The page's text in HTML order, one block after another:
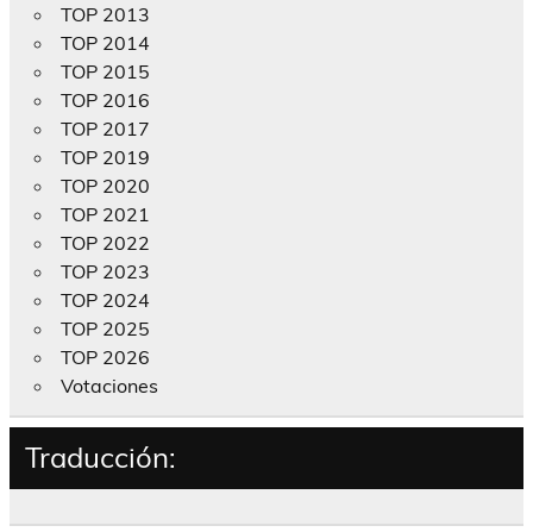
TOP 2013
TOP 2014
TOP 2015
TOP 2016
TOP 2017
TOP 2019
TOP 2020
TOP 2021
TOP 2022
TOP 2023
TOP 2024
TOP 2025
TOP 2026
Votaciones
Traducción: